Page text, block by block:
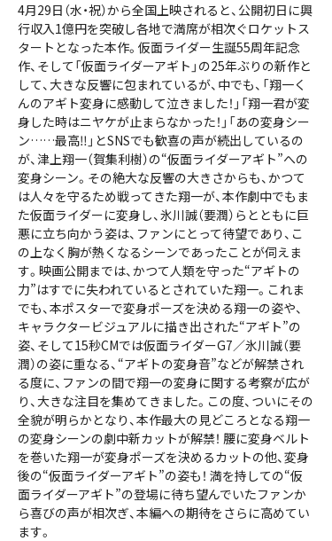
4月29日（水・祝）から全国上映されると、公開初日に興
行収入1億円を突破し各地で満席が相次ぐロケットス
タートとなった本作。仮面ライダー生誕55周年記念
作、そして「仮面ライダーアギト」の25年ぶりの新作と
して、大きな反響に包まれているが、中でも、「翔一く
んのアギト変身に感動して泣きました！」「翔一君が変
身した時はニヤケが止まらなかった！」「あの変身シー
ン……最高‼︎」とSNSでも歓喜の声が続出しているの
が、津上翔一（賀集利樹）の“仮面ライダーアギト”への
変身シーン。その絶大な反響の大きさからも、かつて
は人々を守るため戦ってきた翔一が、本作劇中でもま
た仮面ライダーに変身し、氷川誠（要潤）らとともに巨
悪に立ち向かう姿は、ファンにとって待望であり、こ
の上なく胸が熱くなるシーンであったことが伺えま
す。映画公開までは、かつて人類を守った“アギトの
力”はすでに失われているとされていた翔一。これま
でも、本ポスターで変身ポーズを決める翔一の姿や、
キャラクタービジュアルに描き出された“アギト”の
姿、そして15秒CMでは仮面ライダーG7／氷川誠（要
潤）の姿に重なる、“アギトの変身音”などが解禁され
る度に、ファンの間で翔一の変身に関する考察が広が
り、大きな注目を集めてきました。この度、ついにその
全貌が明らかとなり、本作最大の見どころとなる翔一
の変身シーンの劇中新カットが解禁！ 腰に変身ベルト
を巻いた翔一が変身ポーズを決めるカットの他、変身
後の“仮面ライダーアギト”の姿も！ 満を持しての“仮
面ライダーアギト”の登場に待ち望んでいたファンか
ら喜びの声が相次ぎ、本編への期待をさらに高めてい
ます。